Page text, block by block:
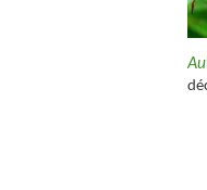
Jasmin